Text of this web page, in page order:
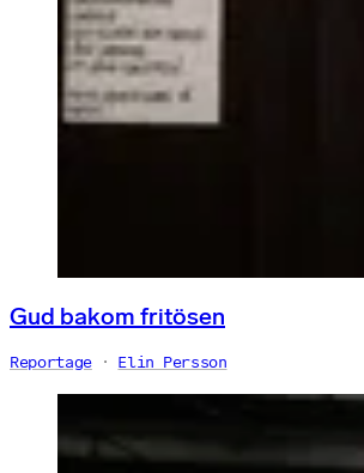
Gud bakom fritösen
Reportage Elin Persson